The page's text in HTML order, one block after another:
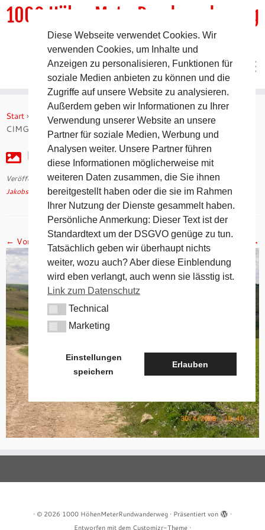
Inhalt
springen
1000 HöhenMeterRundwanderweg
DER Rundwanderweg um Pommelsbrunn
Start » Jakobsweg 2008 – 12. Tag auf dem Camino Francés
CIMG2590
CIMG2590
Veröffentlicht am30. April 2018mit den Abmessungen1024 × 768
Jakobsweg 2008 – 12. Tag auf dem Camino Francés.
← Vorheriges Nächstes →
· © 2026 1000 HöhenMeterRundwanderweg · Präsentiert von
·
Entworfen mit dem Customizr-Theme ·
Diese Webseite verwendet Cookies. Wir
verwenden Cookies, um Inhalte und
Anzeigen zu personalisieren, Funktionen für
soziale Medien anbieten zu können und die
Zugriffe auf unsere Website zu analysieren.
Außerdem geben wir Informationen zu Ihrer
Verwendung unserer Website an unsere
Partner für soziale Medien, Werbung und
Analysen weiter. Unsere Partner führen
diese Informationen möglicherweise mit
weiteren Daten zusammen, die Sie ihnen
bereitgestellt haben oder die sie im Rahmen
Ihrer Nutzung der Dienste gesammelt haben.
Persönliche Anmerkung: Dieser Text ist der
Standardtext um der DSGVO genüge zu tun.
Tatsächlich geben wir überhaupt nichts
weiter, wozu auch? Aber diese Einblendung
wird eben verlangt, auch wenn sie lässtig ist.
Link zum Datenschutz
TechnicalTechnical
MarketingMarketing
Einstellungen
speichern
Erlauben